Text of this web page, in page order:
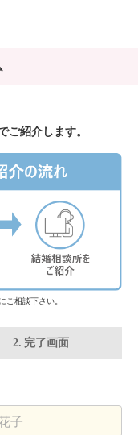
ご紹介します。
ご相談下さい。
完了画面